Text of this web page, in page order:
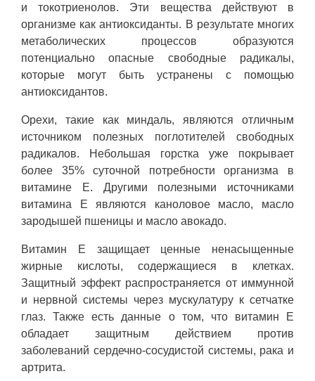
и токотриенолов. Эти вещества действуют в
организме как антиоксиданты. В результате многих
метаболических процессов образуются
потенциально опасные свободные радикалы,
которые могут быть устранены с помощью
антиоксидантов.
Орехи, такие как миндаль, являются отличным
источником полезных поглотителей свободных
радикалов. Небольшая горстка уже покрывает
более 35% суточной потребности организма в
витамине Е. Другими полезными источниками
витамина Е являются каноловое масло, масло
зародышей пшеницы и масло авокадо.
Витамин E защищает ценные ненасыщенные
жирные кислоты, содержащиеся в клетках.
Защитный эффект распространяется от иммунной
и нервной системы через мускулатуру к сетчатке
глаз. Также есть данные о том, что витамин Е
обладает защитным действием против
заболеваний сердечно-сосудистой системы, рака и
артрита.